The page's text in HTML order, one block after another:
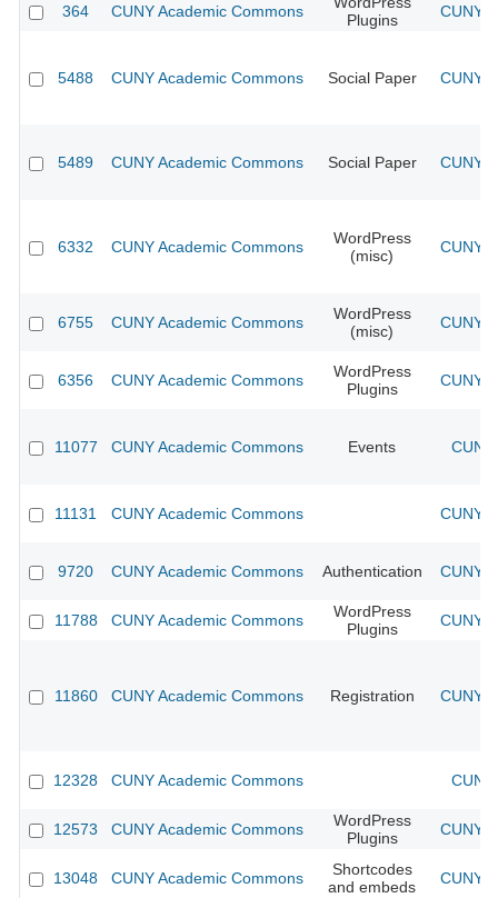
364
CUNY Academic Commons
Plugins
CUNY
5488 CUNY Academic Commons Social Paper CUNY
5489 CUNY Academic Commons Social Paper CUNY
6332 CUNY Academic Commons
WordPress
(misc)
CUNY
6755 CUNY Academic Commons
WordPress
(misc)
CUNY
6356 CUNY Academic Commons
WordPress
Plugins
CUNY
11077 CUNY Academic Commons Events
11131 CUNY Academic Commons CUNY
9720 CUNY Academic Commons Authentication CUNY
11788 CUNY Academic Commons
WordPress
Plugins
CUNY
11860 CUNY Academic Commons Registration CUNY
12328 CUNY Academic Commons
12573 CUNY Academic Commons
WordPress
Plugins
CUNY
13048 CUNY Academic Commons
Shortcodes
and embeds
CUNY